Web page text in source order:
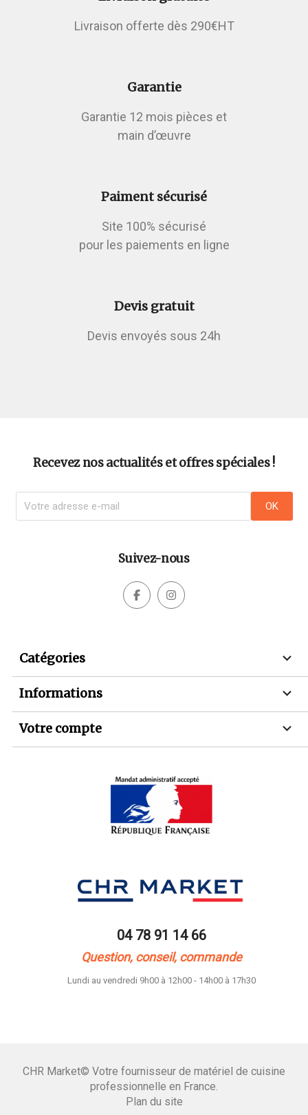
Livraison offerte dès 290€HT
Garantie
Garantie 12 mois pièces et
main d’œuvre
Paiment sécurisé
Site 100% sécurisé
pour les paiements en ligne
Devis gratuit
Devis envoyés sous 24h
Recevez nos actualités et offres spéciales !
Suivez-nous
 
Catégories 
Informations 
Votre compte 
04 78 91 14 66
Question, conseil, commande
Lundi au vendredi 9h00 à 12h00 - 14h00 à 17h30
CHR Market© Votre fournisseur de matériel de cuisine
professionnelle en France.
Plan du site